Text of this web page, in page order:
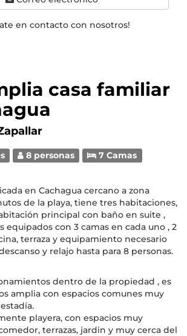
casa familiar
8 personas
7 Camas
en Cachagua cercano a zona
de la playa, tiene tres habitaciones,
principal con baño en suite ,
equipados con 3 camas en cada uno , 2
terraza y equipamiento necesario
y relajo hasta para 8 personas.
dentro de la propiedad , es
amplia con espacios comunes muy
playera, con espacios muy
terrazas, jardin y muy cerca del
en contacto con nosotros!